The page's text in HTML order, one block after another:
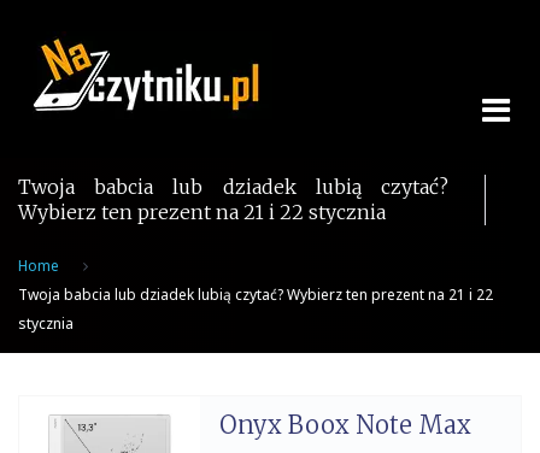
content
Twoja babcia lub dziadek lubią czytać?
Wybierz ten prezent na 21 i 22 stycznia
Home
Twoja babcia lub dziadek lubią czytać? Wybierz ten prezent na 21 i 22
stycznia
Onyx Boox Note Max